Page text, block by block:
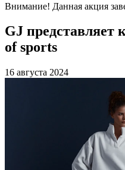
Внимание! Данная акция
GJ представляет
of sports
16 августа 2024